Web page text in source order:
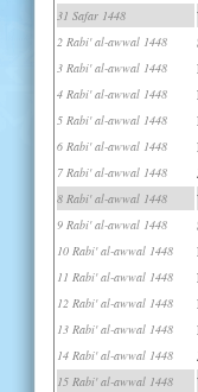
31 Safar 1448
2 Rabi' al-awwal 1448
3 Rabi' al-awwal 1448
4 Rabi' al-awwal 1448
5 Rabi' al-awwal 1448
6 Rabi' al-awwal 1448
7 Rabi' al-awwal 1448
8 Rabi' al-awwal 1448
9 Rabi' al-awwal 1448
10 Rabi' al-awwal 1448
11 Rabi' al-awwal 1448
12 Rabi' al-awwal 1448
13 Rabi' al-awwal 1448
14 Rabi' al-awwal 1448
15 Rabi' al-awwal 1448